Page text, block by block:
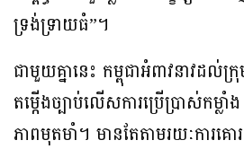
ទ្រង់ទ្រាយធំ”។
ជាមួយគ្នានេះ កម្ពុជាអំពាវនាវដល់ក្
តម្កើងច្បាប់លើសការប្រើប្រាស់កម្ល
ភាពមុតមាំ។ មានតែតាមរយៈការគ